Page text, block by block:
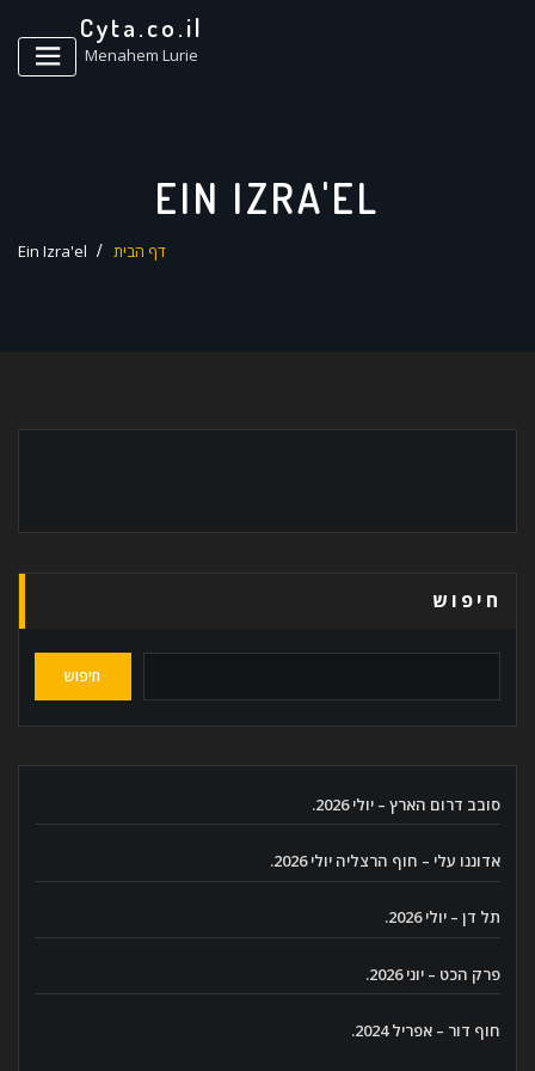
Cyta.co.il
Menahem Lurie
EIN IZRA'EL
דף הבית Ein Izra'el
חיפוש
חיפוש
סובב דרום הארץ – יולי 2026.
אדוננו עלי – חוף הרצליה יולי 2026.
תל דן – יולי 2026.
פרק הכט – יוני 2026.
חוף דור – אפריל 2024.